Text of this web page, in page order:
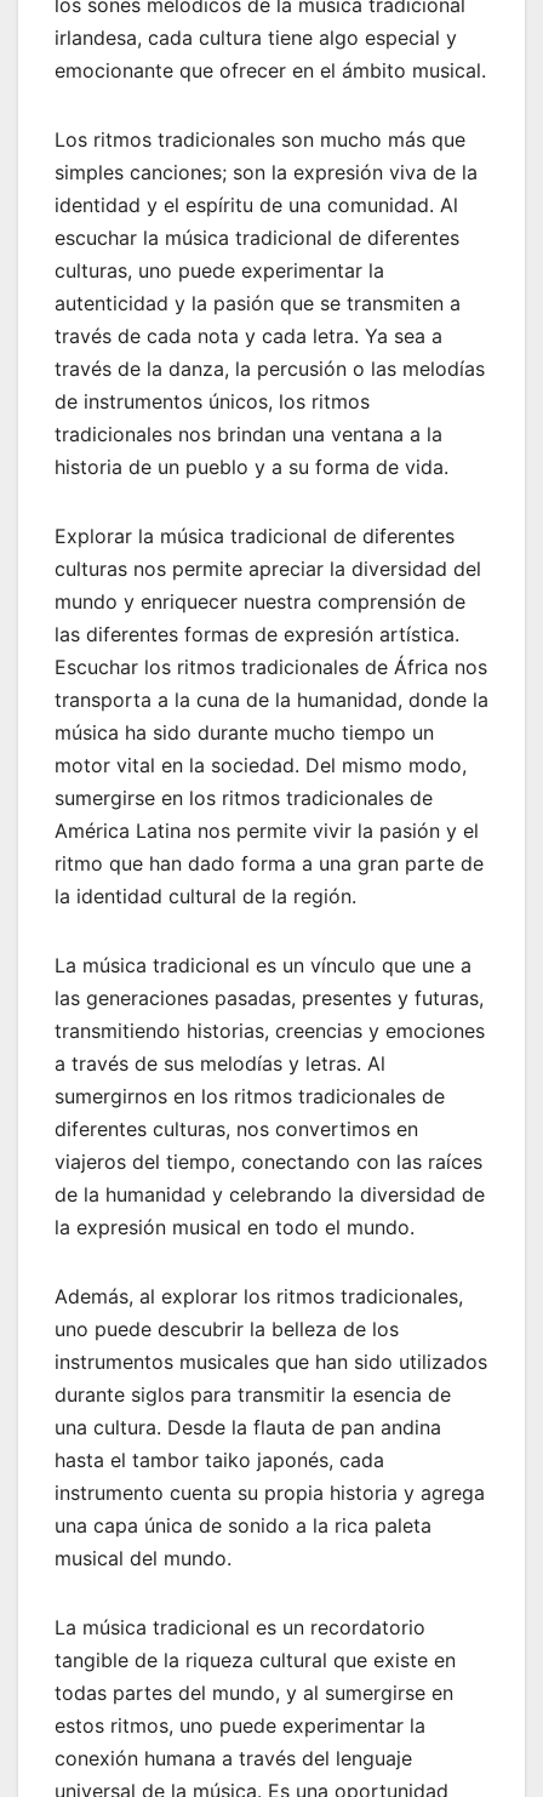
los sones melódicos de la música tradicional
irlandesa, cada cultura tiene algo especial y
emocionante que ofrecer en el ámbito musical.
Los ritmos tradicionales son mucho más que
simples canciones; son la expresión viva de la
identidad y el espíritu de una comunidad. Al
escuchar la música tradicional de diferentes
culturas, uno puede experimentar la
autenticidad y la pasión que se transmiten a
través de cada nota y cada letra. Ya sea a
través de la danza, la percusión o las melodías
de instrumentos únicos, los ritmos
tradicionales nos brindan una ventana a la
historia de un pueblo y a su forma de vida.
Explorar la música tradicional de diferentes
culturas nos permite apreciar la diversidad del
mundo y enriquecer nuestra comprensión de
las diferentes formas de expresión artística.
Escuchar los ritmos tradicionales de África nos
transporta a la cuna de la humanidad, donde la
música ha sido durante mucho tiempo un
motor vital en la sociedad. Del mismo modo,
sumergirse en los ritmos tradicionales de
América Latina nos permite vivir la pasión y el
ritmo que han dado forma a una gran parte de
la identidad cultural de la región.
La música tradicional es un vínculo que une a
las generaciones pasadas, presentes y futuras,
transmitiendo historias, creencias y emociones
a través de sus melodías y letras. Al
sumergirnos en los ritmos tradicionales de
diferentes culturas, nos convertimos en
viajeros del tiempo, conectando con las raíces
de la humanidad y celebrando la diversidad de
la expresión musical en todo el mundo.
Además, al explorar los ritmos tradicionales,
uno puede descubrir la belleza de los
instrumentos musicales que han sido utilizados
durante siglos para transmitir la esencia de
una cultura. Desde la flauta de pan andina
hasta el tambor taiko japonés, cada
instrumento cuenta su propia historia y agrega
una capa única de sonido a la rica paleta
musical del mundo.
La música tradicional es un recordatorio
tangible de la riqueza cultural que existe en
todas partes del mundo, y al sumergirse en
estos ritmos, uno puede experimentar la
conexión humana a través del lenguaje
universal de la música. Es una oportunidad